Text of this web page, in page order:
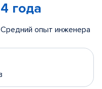
4 года
Средний опыт инженера